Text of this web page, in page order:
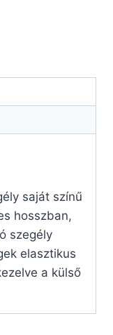
saját színű
hosszban,
szegély
elasztikus
a külső